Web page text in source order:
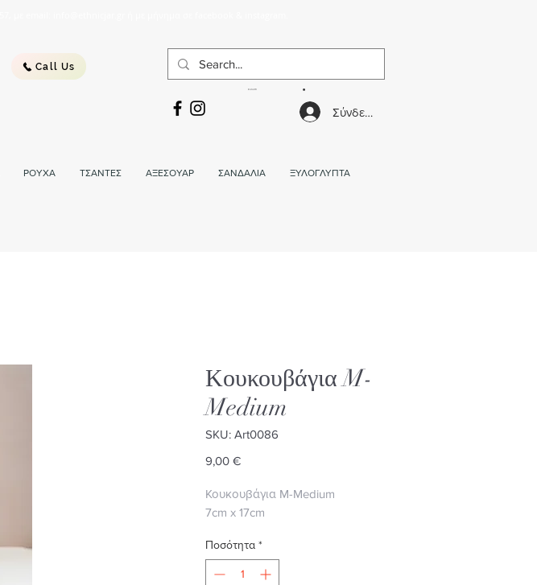
Call Us
Σύνδεση
ΡΟΥΧΑ ΤΣΑΝΤΕΣ ΑΞΕΣΟΥΑΡ ΣΑΝΔΑΛΙΑ ΞΥΛΟΓΛΥΠΤΑ
Κουκουβάγια M-
Medium
SKU: Art0086
9,00 €Τιμή
Κουκουβάγια M-Medium
7cm x 17cm
Ποσότητα *